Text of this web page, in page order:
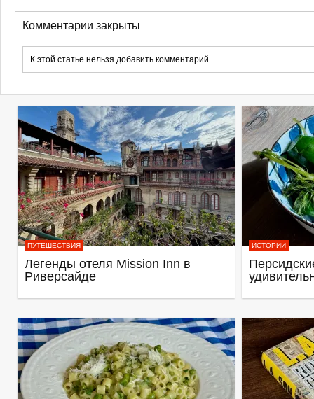
Комментарии закрыты
К этой статье нельзя добавить комментарий.
ПУТЕШЕСТВИЯ
Легенды отеля Mission Inn в
Риверсайде
ИСТОРИИ